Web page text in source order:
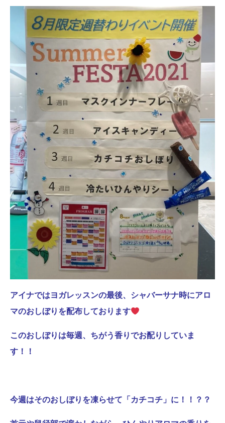
アイナではヨガレッスンの最後、シャバーサナ時にアロ
マのおしぼりを配布しております
このおしぼりは毎週、ちがう香りでお配りしていま
す！！
今週はそのおしぼりを凍らせて「カチコチ」に！！？？